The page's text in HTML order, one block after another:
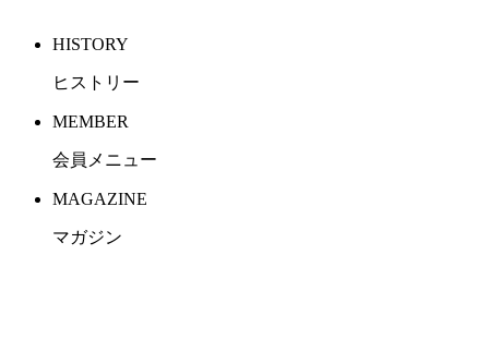
HISTORY
ヒストリー
MEMBER
会員メニュー
MAGAZINE
マガジン